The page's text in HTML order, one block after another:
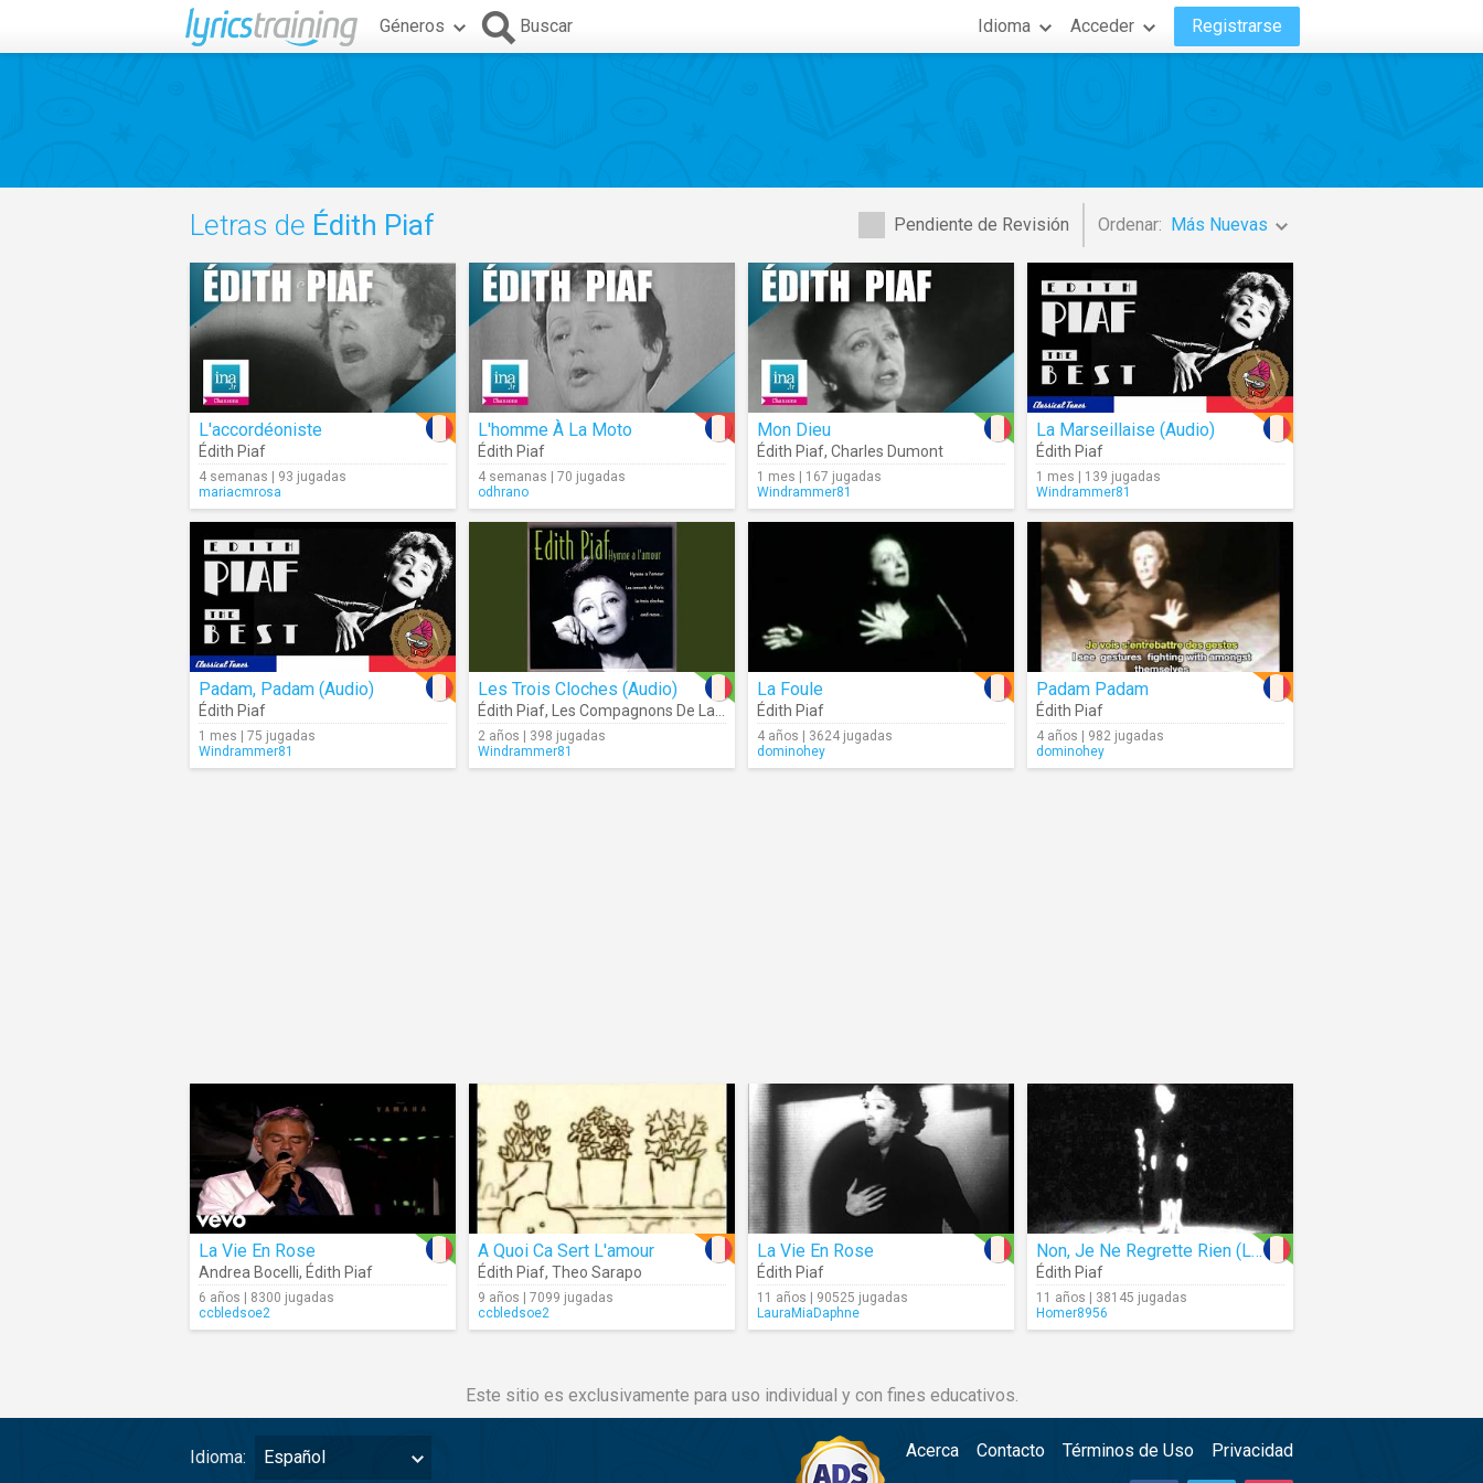
Géneros Buscar Idioma Acceder Registrarse
Pendiente de Revisión Ordenar: Más Nuevas
Letras de Édith Piaf
L'accordéoniste
Édith Piaf
4 semanas | 93 jugadas
mariacmrosa
L'homme À La Moto
Édith Piaf
4 semanas | 70 jugadas
odhrano
Mon Dieu
Édith Piaf, Charles Dumont
1 mes | 167 jugadas
Windrammer81
La Marseillaise (Audio)
Édith Piaf
1 mes | 139 jugadas
Windrammer81
Padam, Padam (Audio)
Édith Piaf
1 mes | 75 jugadas
Windrammer81
Les Trois Cloches (Audio)
Édith Piaf, Les Compagnons De La Chanson
2 años | 398 jugadas
Windrammer81
La Foule
Édith Piaf
4 años | 3624 jugadas
dominohey
Padam Padam
Édith Piaf
4 años | 982 jugadas
dominohey
La Vie En Rose
Andrea Bocelli, Édith Piaf
6 años | 8300 jugadas
ccbledsoe2
A Quoi Ca Sert L'amour
Édith Piaf, Theo Sarapo
9 años | 7099 jugadas
ccbledsoe2
La Vie En Rose
Édith Piaf
11 años | 90525 jugadas
LauraMiaDaphne
Non, Je Ne Regrette Rien (Live)
Édith Piaf
11 años | 38145 jugadas
Homer8956
Este sitio es exclusivamente para uso individual y con fines educativos.
Idioma: Español Acerca Contacto Términos de Uso Privacidad